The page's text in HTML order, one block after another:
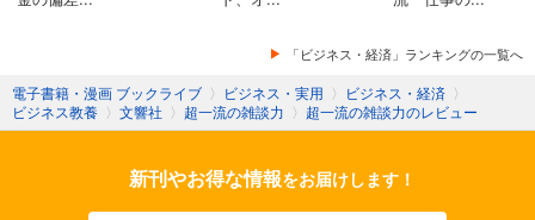
「ビジネス・経済」ランキングの一覧へ
電子書籍・漫画 ブックライブ 〉 ビジネス・実用 〉 ビジネス・経済 〉
ビジネス教養 〉 文響社 〉 超一流の雑談力 〉 超一流の雑談力のレビュー
新刊やお得な情報をお届けします！